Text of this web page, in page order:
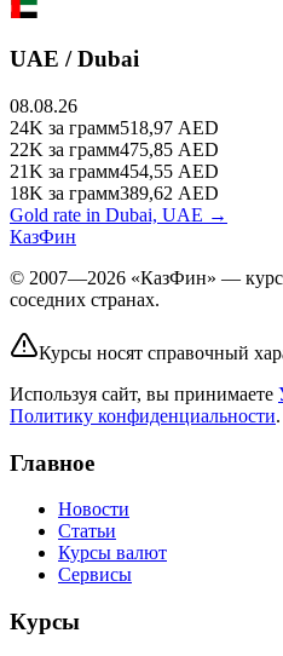
UAE / Dubai
08.08.26
24K за грамм518,97 AED
22K за грамм475,85 AED
21K за грамм454,55 AED
18K за грамм389,62 AED
Gold rate in Dubai, UAE →
КазФин
© 2007—2026 «КазФин» —
соседних странах.
Курсы носят справочный
Используя сайт, вы принимаете
Политику конфиденциальности.
Главное
Новости
Статьи
Курсы валют
Сервисы
Курсы